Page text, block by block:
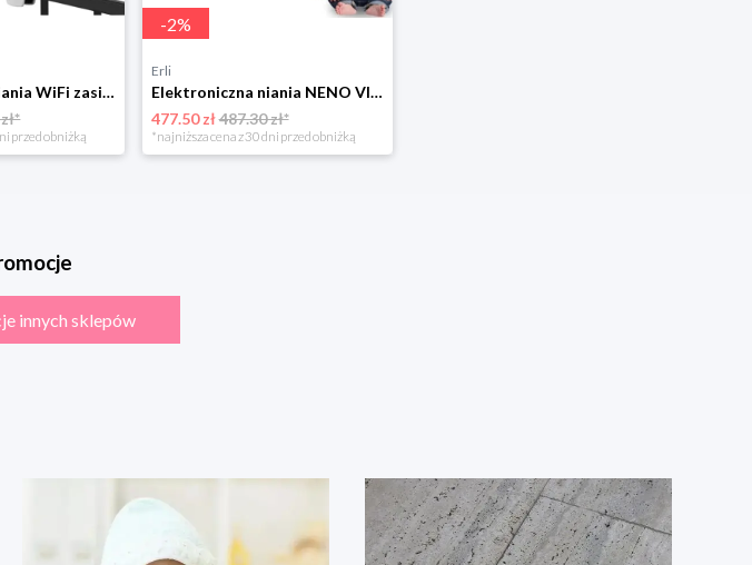
Elektroniczna niania WiFi zasięg bez ograniczeń + uchwyt Lionelo Babyline
przed obniżką
-2%
Erli
Elektroniczna niania NENO VISTA z kamerą obrotowa TRYB NOCNY na żywo
477.50 zł487.30 zł*
*najniższa cena z 30 dni przed obniżką
innych sklepów